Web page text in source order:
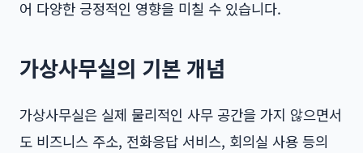
어 다양한 긍정적인 영향을 미칠 수 있습니다.
가상사무실의 기본 개념
가상사무실은 실제 물리적인 사무 공간을 가지 않으면서
도 비즈니스 주소, 전화응답 서비스, 회의실 사용 등의